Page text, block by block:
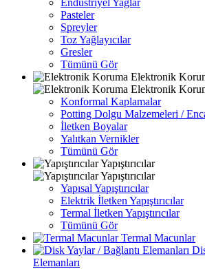
Endüstriyel Yağlar
Pasteler
Spreyler
Toz Yağlayıcılar
Gresler
Tümünü Gör
Elektronik
Elektronik
Konformal Kaplamalar
Potting Dolgu Malzemeleri /
İletken Boyalar
Yalıtkan Vernikler
Tümünü Gör
Yapıştırıcılar
Yapıştırıcılar
Yapısal Yapıştırıcılar
Elektrik İletken Yapıştırıcılar
Termal İletken Yapıştırıcılar
Tümünü Gör
Termal Macunlar
Elemanları